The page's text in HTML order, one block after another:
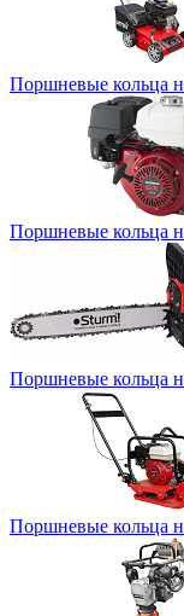
Поршневые кольца
Поршневые кольца
Поршневые кольца
Поршневые кольца